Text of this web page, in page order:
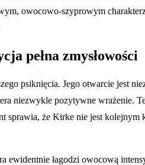
owocowo-szyprowym
pełna zmysłowości
psiknięcia. Jego otwarcie jest
niezwykle pozytywne wrażenie.
sprawia, że Kirke nie jest
łagodzi owocową